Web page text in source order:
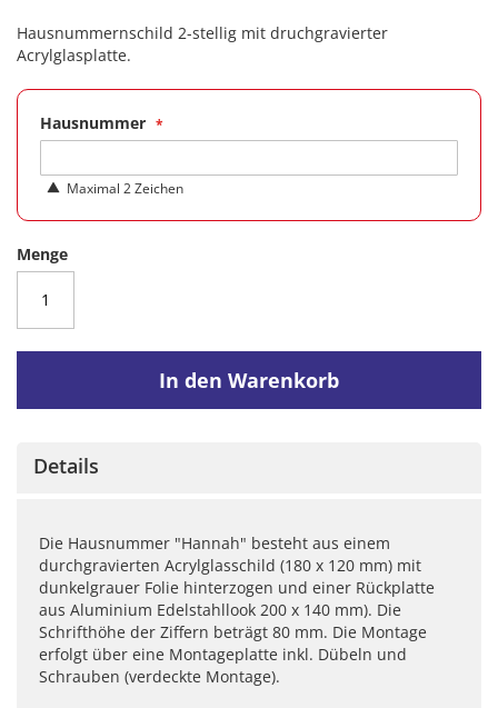
Hausnummernschild 2-stellig mit druchgravierter
Acrylglasplatte.
Hausnummer
Maximal 2 Zeichen
Menge
In den Warenkorb
Details
Die Hausnummer "Hannah" besteht aus einem
durchgravierten Acrylglasschild (180 x 120 mm) mit
dunkelgrauer Folie hinterzogen und einer Rückplatte
aus Aluminium Edelstahllook 200 x 140 mm). Die
Schrifthöhe der Ziffern beträgt 80 mm. Die Montage
erfolgt über eine Montageplatte inkl. Dübeln und
Schrauben (verdeckte Montage).